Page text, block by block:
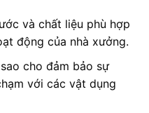
và chất liệu phù hợp
động của nhà xưởng.
cho đảm bảo sự
với các vật dụng